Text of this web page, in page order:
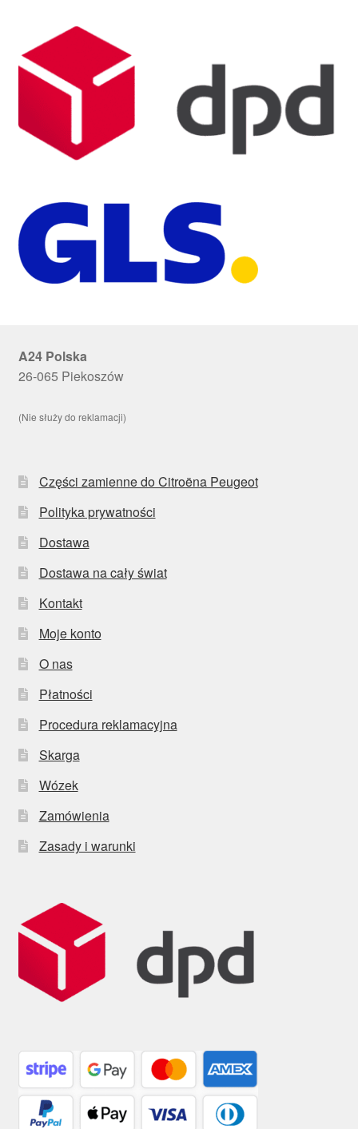
A24 Polska
26-065 Piekoszów
(Nie służy do reklamacji)
Części zamienne do Citroëna Peugeot
Polityka prywatności
Dostawa
Dostawa na cały świat
Kontakt
Moje konto
O nas
Płatności
Procedura reklamacyjna
Skarga
Wózek
Zamówienia
Zasady i warunki